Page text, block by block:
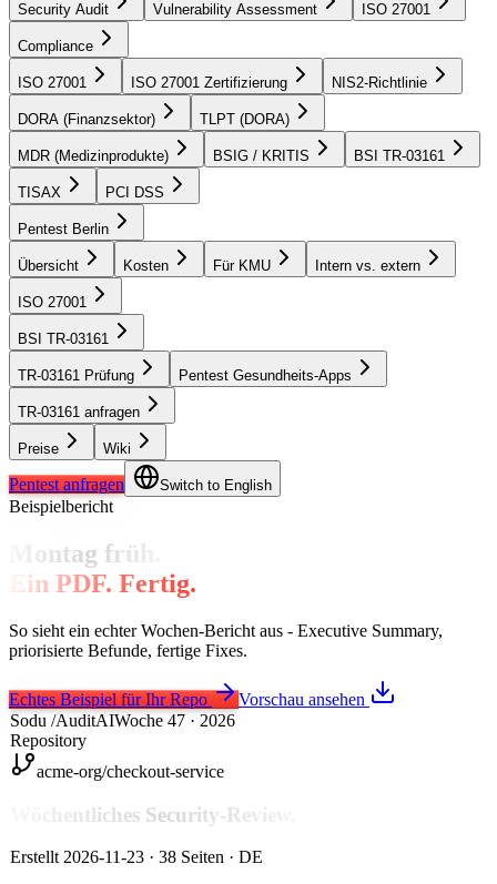
Security Audit Vulnerability Assessment ISO 27001
Compliance
ISO 27001 ISO 27001 Zertifizierung NIS2-Richtlinie
DORA (Finanzsektor) TLPT (DORA)
MDR (Medizinprodukte) BSIG / KRITIS BSI TR-03161
TISAX PCI DSS
Pentest Berlin
Übersicht Kosten Für KMU Intern vs. extern
ISO 27001
BSI TR-03161
TR-03161 Prüfung Pentest Gesundheits-Apps
TR-03161 anfragen
Preise Wiki
Pentest anfragen Switch to English
Beispielbericht
Montag früh.
Ein PDF. Fertig.
So sieht ein echter Wochen-Bericht aus - Executive Summary,
priorisierte Befunde, fertige Fixes.
Echtes Beispiel für Ihr Repo
Vorschau ansehen
Sodu /AuditAIWoche 47 · 2026
Repository
acme-org/checkout-service
Wöchentliches Security-Review.
Erstellt 2026-11-23 · 38 Seiten · DE